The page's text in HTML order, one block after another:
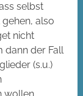
selbst
also
nicht
dann der Fall
(s.u.)